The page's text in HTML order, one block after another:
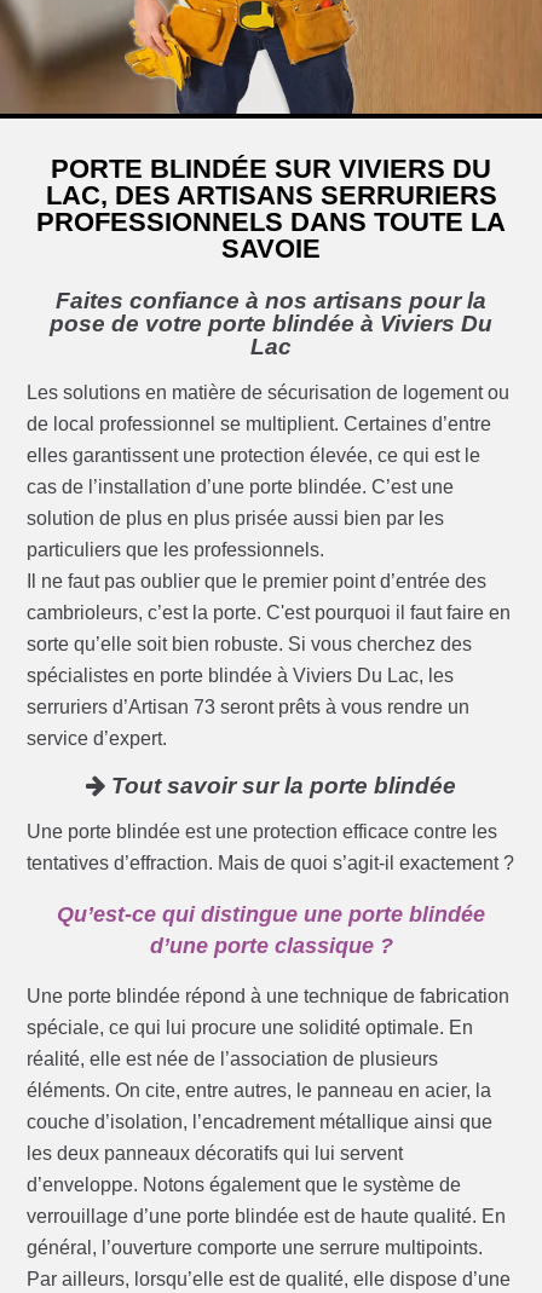
PORTE BLINDÉE SUR VIVIERS DU
LAC, DES ARTISANS SERRURIERS
PROFESSIONNELS DANS TOUTE LA
SAVOIE
Faites confiance à nos artisans pour la
pose de votre porte blindée à Viviers Du
Lac
Les solutions en matière de sécurisation de logement ou
de local professionnel se multiplient. Certaines d’entre
elles garantissent une protection élevée, ce qui est le
cas de l’installation d’une porte blindée. C’est une
solution de plus en plus prisée aussi bien par les
particuliers que les professionnels.
Il ne faut pas oublier que le premier point d’entrée des
cambrioleurs, c’est la porte. C'est pourquoi il faut faire en
sorte qu’elle soit bien robuste. Si vous cherchez des
spécialistes en porte blindée à Viviers Du Lac, les
serruriers d’Artisan 73 seront prêts à vous rendre un
service d’expert.
Tout savoir sur la porte blindée
Une porte blindée est une protection efficace contre les
tentatives d’effraction. Mais de quoi s’agit-il exactement ?
Qu’est-ce qui distingue une porte blindée
d’une porte classique ?
Une porte blindée répond à une technique de fabrication
spéciale, ce qui lui procure une solidité optimale. En
réalité, elle est née de l’association de plusieurs
éléments. On cite, entre autres, le panneau en acier, la
couche d’isolation, l’encadrement métallique ainsi que
les deux panneaux décoratifs qui lui servent
d’enveloppe. Notons également que le système de
verrouillage d’une porte blindée est de haute qualité. En
général, l’ouverture comporte une serrure multipoints.
Par ailleurs, lorsqu’elle est de qualité, elle dispose d’une